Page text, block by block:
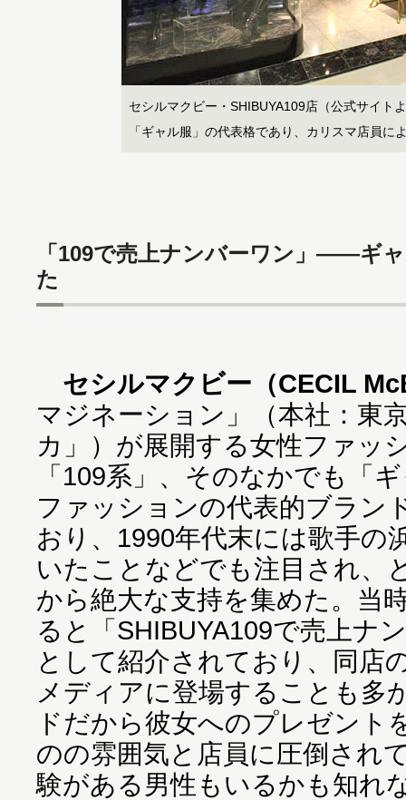
セシルマクビー・SHIBUYA109店（公式サイト
「ギャル服」の代表格であり、カリスマ店員に
「109で売上ナンバーワン」――ギ
た
セシルマクビー（CECIL
マジネーション」（本社：東
カ」）が展開する女性ファッ
「109系」、そのなかでも「
ファッションの代表的ブラン
おり、1990年代末には歌手の
いたことなどでも注目され、
から絶大な支持を集めた。当
ると「SHIBUYA109で売上ナ
として紹介されており、同店
メディアに登場することも多
ドだから彼女へのプレゼント
のの雰囲気と店員に圧倒され
験がある男性もいるかも知れ